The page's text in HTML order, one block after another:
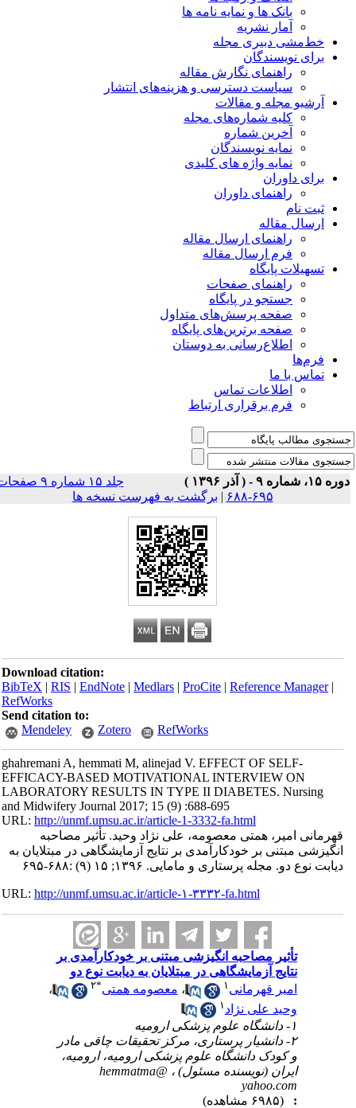
بانک ها و نمایه نامه ها
آمار نشریه
خط‌مشی دبیری مجله
برای نویسندگان
راهنمای نگارش مقاله
سیاست دسترسی و هزینه‌های انتشار
آرشیو مجله و مقالات
کلیه شماره‌های مجله
آخرین شماره
نمایه نویسندگان
نمایه واژه های کلیدی
برای داوران
راهنمای داوران
ثبت نام
ارسال مقاله
راهنمای ارسال مقاله
فرم ارسال مقاله
تسهیلات پایگاه
راهنمای صفحات
جستجو در پایگاه
صفحه پرسش‌های متداول
صفحه برترین‌های پایگاه
اطلاع‌رسانی به دوستان
فرم‌ها
تماس با ما
اطلاعات تماس
فرم برقراری ارتباط
۱۵، شماره ۹ - ( آذر ۱۳۹۶ )
جلد ۱۵ شماره ۹ صفحات
۶۹۵-۶۸۸
| برگشت به فهرست نسخه ها
Download citation:
BibTeX|RIS|EndNote|Medlars|ProCite|Reference Manager
RefWorks
Send citation to:
Mendeley
Zotero RefWorks
ghahremani A, hemmati M, alinejad V. EFFECT OF SELF-
EFFICACY-BASED MOTIVATIONAL INTERVIEW ON
LABORATORY RESULTS IN TYPE II DIABETES. Nursing
and Midwifery Journal 2017; 15 (9) :688-695
URL:http://unmf.umsu.ac.ir/article-1-3332-fa.html
قهرمانی امیر، همتی معصومه، علی نژاد وحید. تأثیر مصاحبه
انگیزشی مبتنی بر خودکارآمدی بر نتایج آزمایشگاهی در مبتلایان به
دیابت نوع دو. مجله پرستاری و مامایی. ۱۳۹۶; ۱۵ (۹) :۶۸۸-۶۹۵
URL:http://unmf.umsu.ac.ir/article-۱-۳۳۳۲-fa.html
تأثیر مصاحبه انگیزشی مبتنی بر خودکارآمدی بر
نتایج آزمایشگاهی در مبتلایان به دیابت نوع دو
امیر قهرمانی
،معصومه همتی ۲
،
وحید علی نژاد ۱
۲- دانشیار پرستاری، مرکز تحقیقات چاقی مادر
و کودک دانشگاه علوم پزشکی ارومیه، ارومیه،
ایران (نویسنده مسئول) ، hemmatma@
yahoo.com